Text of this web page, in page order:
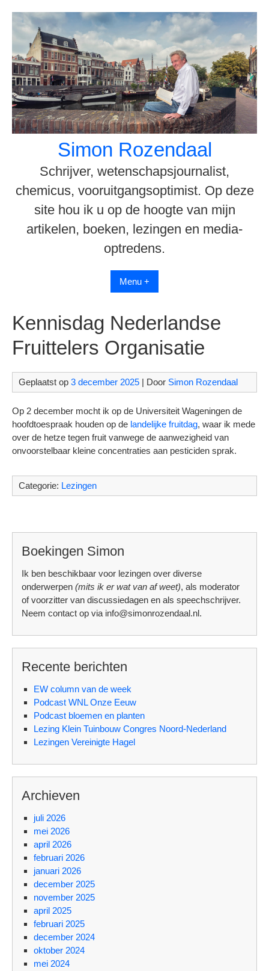
inhoud
Simon Rozendaal
Schrijver, wetenschapsjournalist,
chemicus, vooruitgangsoptimist. Op deze
site hou ik u op de hoogte van mijn
artikelen, boeken, lezingen en media-
optredens.
Menu +
Kennisdag Nederlandse
Fruittelers Organisatie
Geplaatst op 3 december 2025 | Door Simon Rozendaal
Op 2 december mocht ik op de Universiteit Wageningen de
hoofdtoespraak houden op de landelijke fruitdag, waar ik mede
over de hetze tegen fruit vanwege de aanwezigheid van
onvoorstelbaar kleine concentraties aan pesticiden sprak.
Categorie: Lezingen
Boekingen Simon
Ik ben beschikbaar voor lezingen over diverse
onderwerpen (mits ik er wat van af weet), als moderator
of voorzitter van discussiedagen en als speechschrijver.
Neem contact op via info@simonrozendaal.nl.
Recente berichten
EW column van de week
Podcast WNL Onze Eeuw
Podcast bloemen en planten
Lezing Klein Tuinbouw Congres Noord-Nederland
Lezingen Vereinigte Hagel
Archieven
juli 2026
mei 2026
april 2026
februari 2026
januari 2026
december 2025
november 2025
april 2025
februari 2025
december 2024
oktober 2024
mei 2024